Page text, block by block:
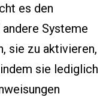
es den
Systeme
sie zu aktivieren,
sie lediglich